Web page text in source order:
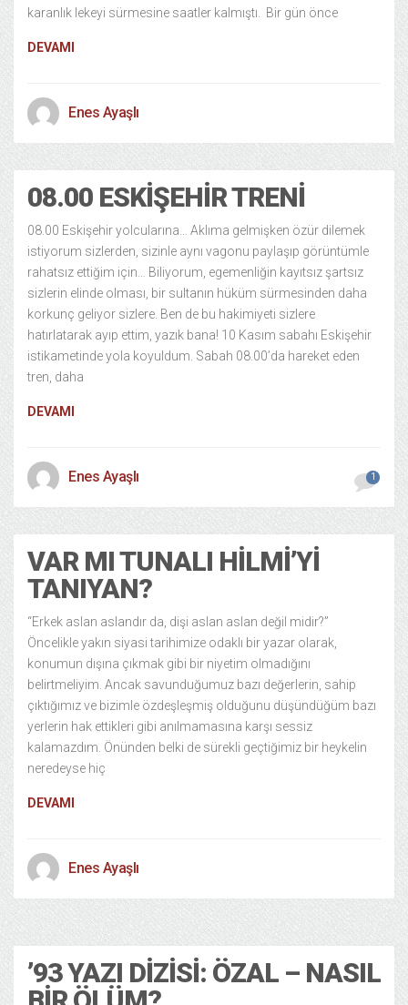
karanlık lekeyi sürmesine saatler kalmıştı. Bir gün önce
DEVAMI
Enes Ayaşlı
08.00 ESKIŞEHIR TRENI
08.00 Eskişehir yolcularına… Aklıma gelmişken özür dilemek
istiyorum sizlerden, sizinle aynı vagonu paylaşıp görüntümle
rahatsız ettiğim için… Biliyorum, egemenliğin kayıtsız şartsız
sizlerin elinde olması, bir sultanın hüküm sürmesinden daha
korkunç geliyor sizlere. Ben de bu hakimiyeti sizlere
hatırlatarak ayıp ettim, yazık bana! 10 Kasım sabahı Eskişehir
istikametinde yola koyuldum. Sabah 08.00’da hareket eden
tren, daha
DEVAMI
Enes Ayaşlı 1
VAR MI TUNALI HILMI’YI
TANIYAN?
“Erkek aslan aslandır da, dişi aslan aslan değil midir?”
Öncelikle yakın siyasi tarihimize odaklı bir yazar olarak,
konumun dışına çıkmak gibi bir niyetim olmadığını
belirtmeliyim. Ancak savunduğumuz bazı değerlerin, sahip
çıktığımız ve bizimle özdeşleşmiş olduğunu düşündüğüm bazı
yerlerin hak ettikleri gibi anılmamasına karşı sessiz
kalamazdım. Önünden belki de sürekli geçtiğimiz bir heykelin
neredeyse hiç
DEVAMI
Enes Ayaşlı
13 years ago
’93 YAZI DIZISI: ÖZAL – NASIL